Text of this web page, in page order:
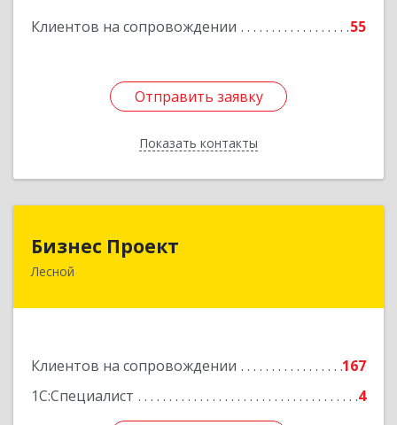
Клиентов на сопровождении 55
Отправить заявку
Показать контакты
Отправить заявку
Назад
Бизнес Проект
Лесной
Клиентов на сопровождении
167
1С:Специалист
4
624200, Свердловская обл, Лесной г, Сиротина